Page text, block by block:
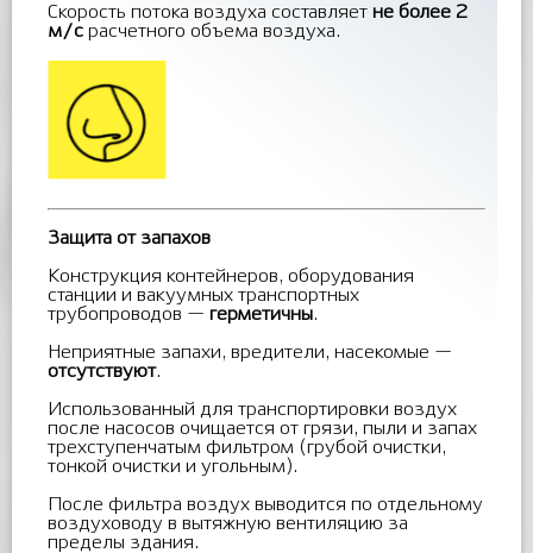
Скорость потока воздуха составляет не более 2
м/с расчетного объема воздуха.
Защита от запахов
Конструкция контейнеров, оборудования
станции и вакуумных транспортных
трубопроводов — герметичны.
Неприятные запахи, вредители, насекомые —
отсутствуют.
Использованный для транспортировки воздух
после насосов очищается от грязи, пыли и запах
трехступенчатым фильтром (грубой очистки,
тонкой очистки и угольным).
После фильтра воздух выводится по отдельному
воздуховоду в вытяжную вентиляцию за
пределы здания.